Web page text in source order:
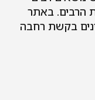
רחבה